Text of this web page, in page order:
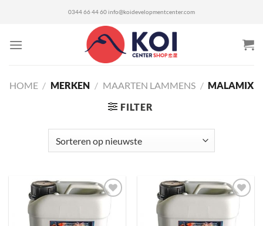
0344 66 44 60 info@koidevelopmentcenter.com
HOME / MERKEN / MAARTEN LAMMENS / MALAMIX
FILTER
verlanglijst
verlanglijst